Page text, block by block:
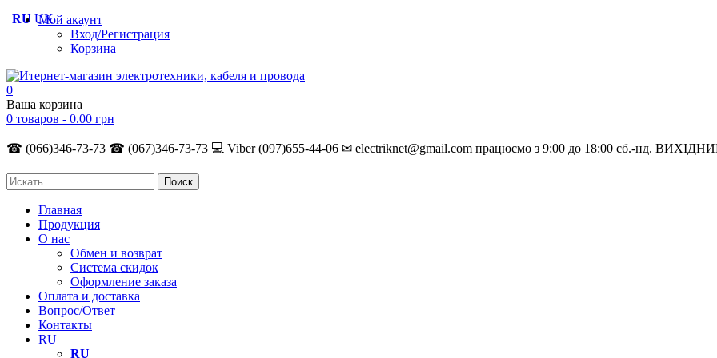
Мой акаунт
Вход/Регистрация
Корзина
0
Ваша корзина
0 товаров - 0.00 грн
☎ (066)346-73-73 ☎ (067)346-73-73 💻 Viber (097)655-44-06 ✉ electriknet@gmail.com працюємо з 9:00 до 18:00 сб.-нд.
Главная
Продукция
О нас
Обмен и возврат
Система скидок
Оформление заказа
Оплата и доставка
Вопрос/Ответ
Контакты
RU
RU
RU UK